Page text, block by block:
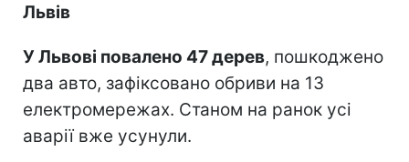
Львів
У Львові повалено 47 дерев, пошкоджено
два авто, зафіксовано обриви на 13
електромережах. Станом на ранок усі
аварії вже усунули.